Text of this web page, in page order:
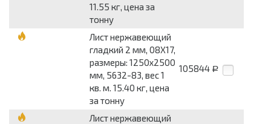
11.55 кг, цена за
тонну
Лист нержавеющий
гладкий 2 мм, 08Х17,
размеры: 1250x2500
мм, 5632-83, вес 1
кв. м. 15.40 кг, цена
за тонну
105844 Р
Лист нержавеющий